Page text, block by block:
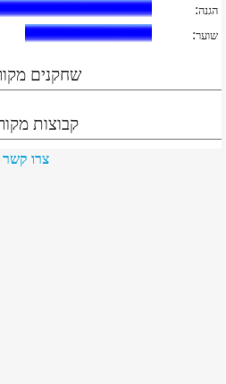
הגנה:
שוער:
שחקנים
קבוצות
צרו קשר